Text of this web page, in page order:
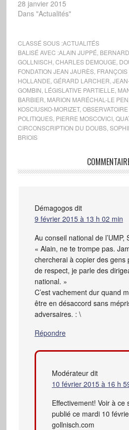
28 janvier 2015
Dans "Actualités"
CLASSÉ SOUS :ACTUALITÉS
BALISÉ AVEC :ALAIN JUPPÉ
GOLLNISCH CHARLES DEMOUGE
FONDATION JEAN JAURÈS,
HOLLANDE GÉRARD LARCHER
GOMBIN LÉGISLATIVE PARTIELLE
BARBIER MARION MARÉCHAL-LE PEN
KOSCIUSKO-MORIZET,
POLITIQUES, PIERRE MOSCOVICI,
CIRCONSCRIPTION DU DOUBS,
BRIOIS
Démagogos dit
9 février 2015 à 13 h 02 min
Au conseil national de l’UMP,
« Alain, ne te trompe pas.
chercherai à copier des gens
de respect, je parle des
national. »
C’est vachement dur quand
être en désaccord sans
adversaires. : \
Répondre
Modérateur dit
10 février 2015 à 16 h
Effectivement! Voir à ce
publié ce mardi 10
gollnisch.com